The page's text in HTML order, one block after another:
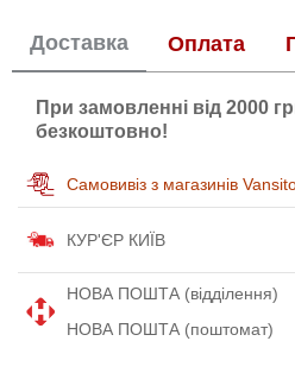
Доставка Оплата
При замовленні від 2000
безкоштовно!
Самовивіз з магазинів
КУР'ЄР КИЇВ
НОВА ПОШТА (відділення)
НОВА ПОШТА (поштомат)